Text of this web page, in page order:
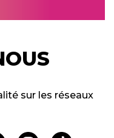
sur les réseaux